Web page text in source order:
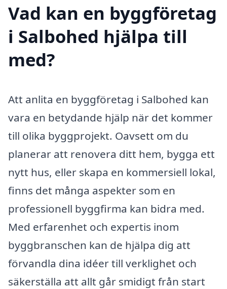
Vad kan en byggföretag
i Salbohed hjälpa till
med?
Att anlita en byggföretag i Salbohed kan
vara en betydande hjälp när det kommer
till olika byggprojekt. Oavsett om du
planerar att renovera ditt hem, bygga ett
nytt hus, eller skapa en kommersiell lokal,
finns det många aspekter som en
professionell byggfirma kan bidra med.
Med erfarenhet och expertis inom
byggbranschen kan de hjälpa dig att
förvandla dina idéer till verklighet och
säkerställa att allt går smidigt från start